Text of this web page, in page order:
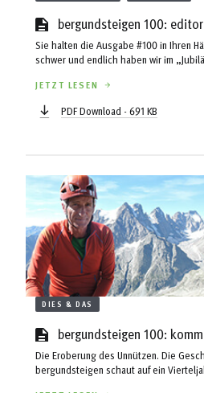
bergundsteigen 100:
Sie halten die Ausgabe #100 in Ihren
schwer und endlich haben wir im
120 g verwenden können – neben der
Cover. Während ich diese Zeilen
ob sich der Aufwand gelohnt hat und
JETZT LESEN
PDF Download - 691 KB
DIES & DAS
bergundsteigen 100:
Die Eroberung des Unnützen. Die
bergundsteigen schaut auf ein